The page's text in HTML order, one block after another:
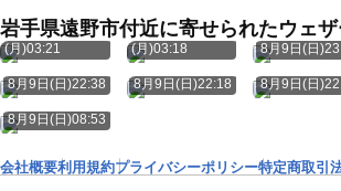
岩手県遠野市付近に寄せられたウェザ
8月10日
(月)03:21
8月10日
(月)03:18
8月9日(日
8月9日(日)22:38 8月9日(日)22:18 8月9日(日
8月9日(日)08:53
会社概要利用規約プライバシーポリシー特定商取引